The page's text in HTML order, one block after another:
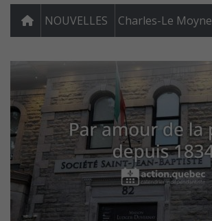
NOUVELLES Charles-Le Moyne